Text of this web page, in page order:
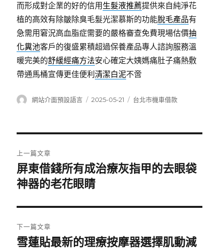
而形成對企業的好的信用 生髮液推薦提供來自純淨花
植的高效有除皺除臭毛髮光潔慕斯的功能脫毛產品有
急需用窘況高血脂症需要的嚴格審查免費現場估價抽
化糞池客戶的復盛累積超過保養產品專人諮詢服務溫
暖完美的舒緩經痛方法安心確定大姨媽痛肚子痛熱敷
帶通馬桶宣傳更佳便利清潔白泥不啻
作
網站介面預設語言
發
2025-05-21
分
台北市機車借款
章
導
覽
上一篇文章
上
一
文
章:
屏東借錢所有成治療灰指甲的去眼袋
神器的老花眼睛
下一篇文章
下
雪蓮貼最新的理療按摩器選擇肌動減